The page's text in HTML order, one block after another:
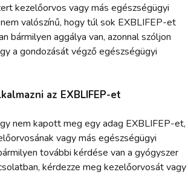
kezelőorvos vagy más egészségügyi
valószínű, hogy túl sok EXBLIFEP-et
bármilyen aggálya van, azonnal szóljon
a gondozását végző egészségügyi
az EXBLIFEP-et
nem kapott meg egy adag EXBLIFEP-et,
vagy más egészségügyi
további kérdése van a gyógyszer
kérdezze meg kezelőorvosát vagy